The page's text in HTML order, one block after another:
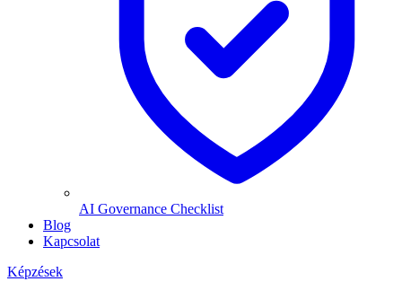
AI Governance Checklist
Blog
Kapcsolat
Képzések